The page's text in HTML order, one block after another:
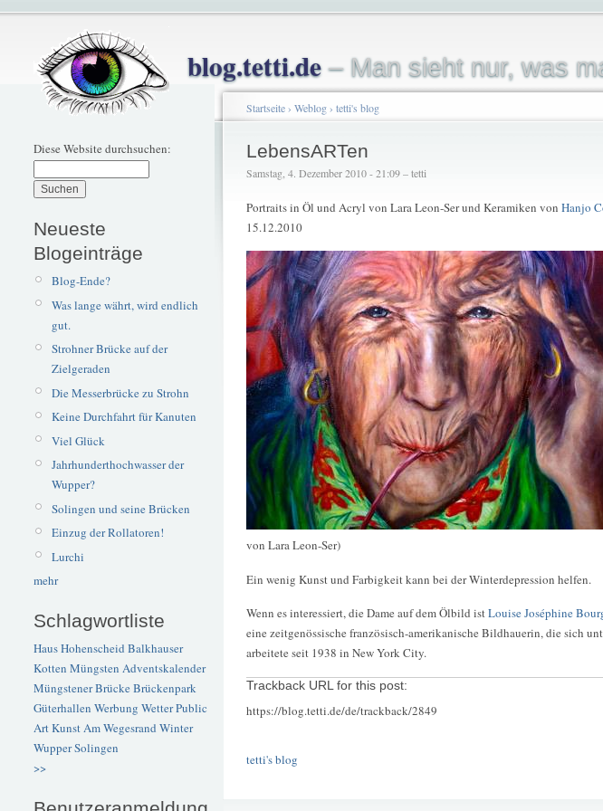
blog.tetti.de– Man sieht nur, was
Diese Website durchsuchen:
Neueste
Blogeinträge
Blog-Ende?
Was lange währt, wird endlich
gut.
Strohner Brücke auf der
Zielgeraden
Die Messerbrücke zu Strohn
Keine Durchfahrt für Kanuten
Viel Glück
Jahrhunderthochwasser der
Wupper?
Solingen und seine Brücken
Einzug der Rollatoren!
Lurchi
mehr
Schlagwortliste
Haus Hohenscheid Balkhauser
Kotten Müngsten Adventskalender
Müngstener BrückeBrückenpark
Güterhallen Werbung WetterPublic
ArtKunstAm Wegesrand Winter
WupperSolingen
>>
Startseite› Weblog› tetti's blog
LebensARTen
Samstag, 4. Dezember 2010 - 21:09 – tetti
Portraits in Öl und Acryl von Lara Leon-Ser und Keramiken von Hanjo
15.12.2010
von Lara Leon-Ser)
Ein wenig Kunst und Farbigkeit kann bei der Winterdepression helfen.
Wenn es interessiert, die Dame auf dem Ölbild istLouise Joséphine
eine zeitgenössische französisch-amerikanische Bildhauerin, die sich
arbeitete seit 1938 in New York City.
Trackback URL for this post:
https://blog.tetti.de/de/trackback/2849
tetti's blog